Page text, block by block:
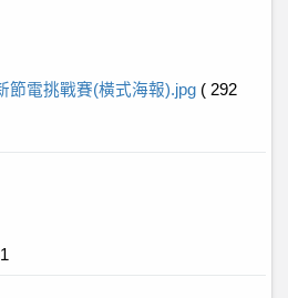
節電挑戰賽(橫式海報).jpg ( 292